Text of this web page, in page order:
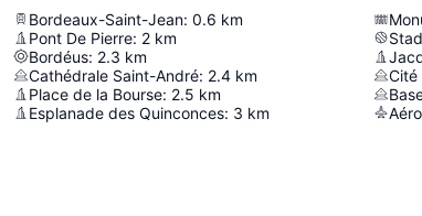
Bordeaux-Saint-Jean: 0.6 km
Pont De Pierre: 2 km
Bordéus: 2.3 km
Cathédrale Saint-André: 2.4 km
Place de la Bourse: 2.5 km
Esplanade des Quinconces: 3 km
Cité